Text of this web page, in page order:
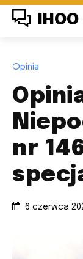
IHOO
Opinia
nr
6 czerwca